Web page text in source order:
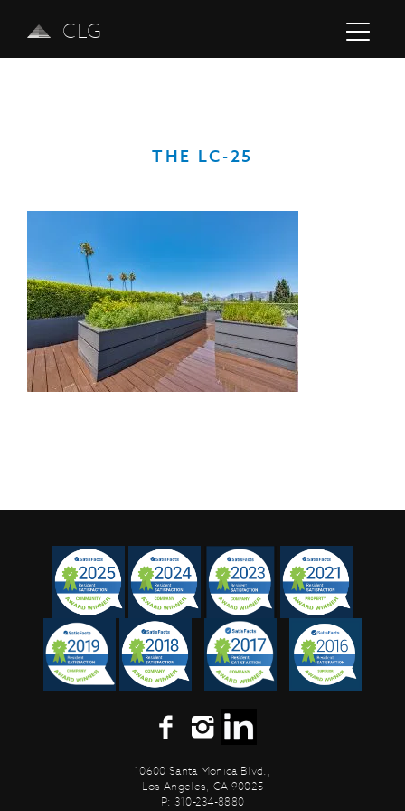
CLG
THE LC-25
10600 Santa Monica Blvd.,
Los Angeles, CA 90025
P: 310-234-8880